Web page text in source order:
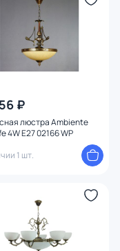
₽
люстра Ambiente
4W E27 02166 WP
1 шт.